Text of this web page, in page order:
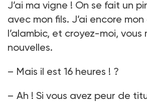
J’ai ma vigne ! On se fait un
avec mon fils. J’ai encore
l’alambic, et croyez-moi, vous
nouvelles.
– Mais il est 16 heures ! ?
– Ah ! Si vous avez peur de